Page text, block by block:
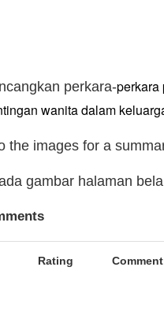
perkara-perkara
wanita dalam
the images for a
gambar halaman
Rating Comment